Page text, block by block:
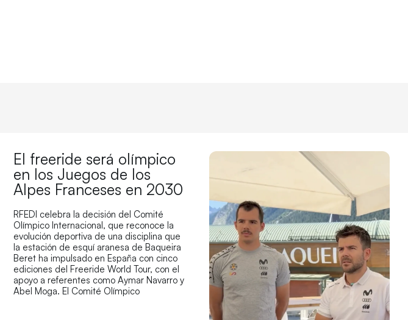
El freeride será olímpico
en los Juegos de los
Alpes Franceses en 2030
RFEDI celebra la decisión del Comité
Olímpico Internacional, que reconoce la
evolución deportiva de una disciplina que
la estación de esquí aranesa de Baqueira
Beret ha impulsado en España con cinco
ediciones del Freeride World Tour, con el
apoyo a referentes como Aymar Navarro y
Abel Moga. El Comité Olímpico